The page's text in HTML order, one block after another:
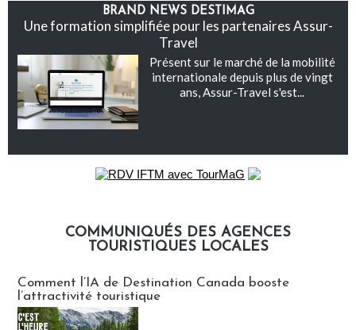
BRAND NEWS DESTIMAG
Une formation simplifiée pour les partenaires Assur-
Travel
Présent sur le marché de la mobilité
internationale depuis plus de vingt
ans, Assur-Travel s'est...
COMMUNIQUÉS DES AGENCES
TOURISTIQUES LOCALES
Comment l’IA de Destination Canada booste
l’attractivité touristique